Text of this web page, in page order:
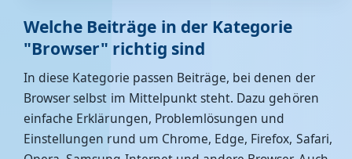
Welche Beiträge in der Kategorie
"Browser" richtig sind
In diese Kategorie passen Beiträge, bei denen der
Browser selbst im Mittelpunkt steht. Dazu gehören
einfache Erklärungen, Problemlösungen und
Einstellungen rund um Chrome, Edge, Firefox, Safari,